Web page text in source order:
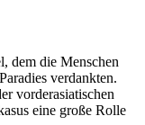
dem die Menschen
verdankten.
vorderasiatischen
eine große Rolle